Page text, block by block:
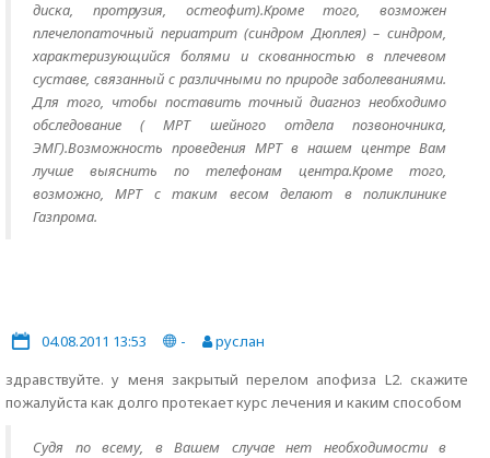
диска, протрузия, остеофит).Кроме того, возможен
плечелопаточный периатрит (синдром Дюплея) – синдром,
характеризующийся болями и скованностью в плечевом
суставе, связанный с различными по природе заболеваниями.
Для того, чтобы поставить точный диагноз необходимо
обследование ( МРТ шейного отдела позвоночника,
ЭМГ).Возможность проведения МРТ в нашем центре Вам
лучше выяснить по телефонам центра.Кроме того,
возможно, МРТ с таким весом делают в поликлинике
Газпрома.
04.08.2011 13:53 -
руслан
здравствуйте. у меня закрытый перелом апофиза L2. скажите
пожалуйста как долго протекает курс лечения и каким способом
Судя по всему, в Вашем случае нет необходимости в